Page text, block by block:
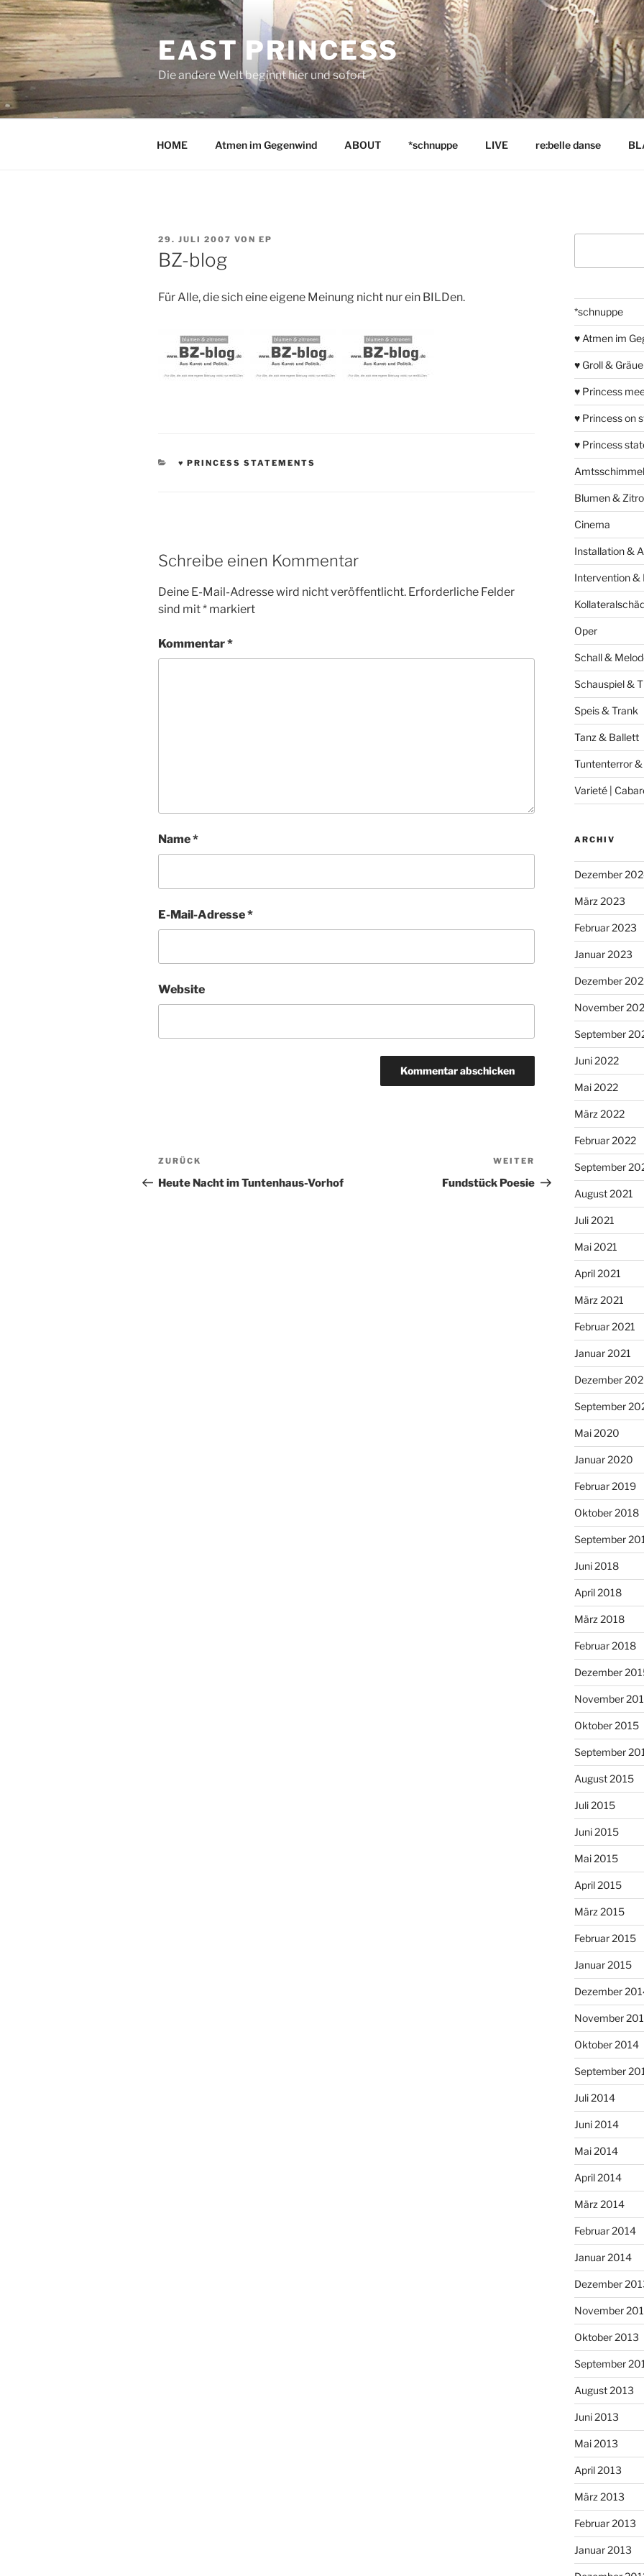
Zum
Inhalt
springen
EAST PRINCESS
Die andere Welt beginnt hier und sofort
HOME Atmen im Gegenwind ABOUT *schnuppe LIVE re:belle danse
VERÖFFENTLICHT
AM
29. JULI 2007 VON EP
BZ-blog
Für Alle, die sich eine eigene Meinung nicht nur ein BILDen.
KATEGORIEN
♥ PRINCESS STATEMENTS
Schreibe einen Kommentar
Deine E-Mail-Adresse wird nicht veröffentlicht. Erforderliche Felder
sind mit* markiert
Kommentar*
Name*
E-Mail-Adresse*
Website
Beitragsnavigation
Vorheriger
Beitrag
ZURÜCK
Heute Nacht im Tuntenhaus-Vorhof
Nächster
Beitrag
WEITER
Fundstück Poesie
*schnuppe
♥ Atmen im
♥ Groll &
♥ Princess
♥ Princess on
♥ Princess
Amtsschimmel
Blumen &
Cinema
Installation &
Intervention &
Oper
Schall &
Schauspiel &
Speis & Trank
Tanz & Ballett
Tuntenterror &
Varieté |
ARCHIV
Dezember
März 2023
Februar 2023
Januar 2023
Dezember
November
September
Juni 2022
Mai 2022
März 2022
Februar 2022
September
August 2021
Juli 2021
Mai 2021
April 2021
März 2021
Februar 2021
Januar 2021
Dezember
September
Mai 2020
Januar 2020
Februar 2019
Oktober 2018
September
Juni 2018
April 2018
März 2018
Februar 2018
Dezember
November
Oktober 2015
September
August 2015
Juli 2015
Juni 2015
Mai 2015
April 2015
März 2015
Februar 2015
Januar 2015
Dezember
November
Oktober 2014
September
Juli 2014
Juni 2014
Mai 2014
April 2014
März 2014
Februar 2014
Januar 2014
Dezember
November
Oktober 2013
September
August 2013
Juni 2013
Mai 2013
April 2013
März 2013
Februar 2013
Januar 2013